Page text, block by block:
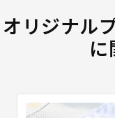
オリジナル
に